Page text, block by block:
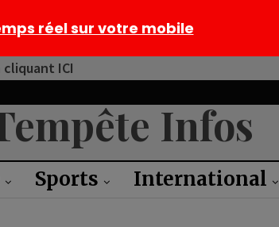
cliquant ICI
Sports International
réel sur votre mobile